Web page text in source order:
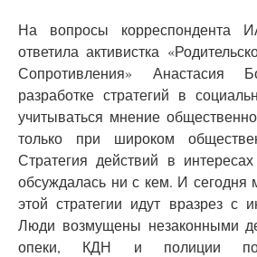
На вопросы корреспондента
ответила активистка
Сопротивления» Анастасия
разработке стратегий в
учитываться мнение
только при широком
Стратегия действий в
обсуждалась ни с кем. И сегодня
этой стратегии идут вразрез с
Люди возмущены незаконными
опеки, КДН и полиции